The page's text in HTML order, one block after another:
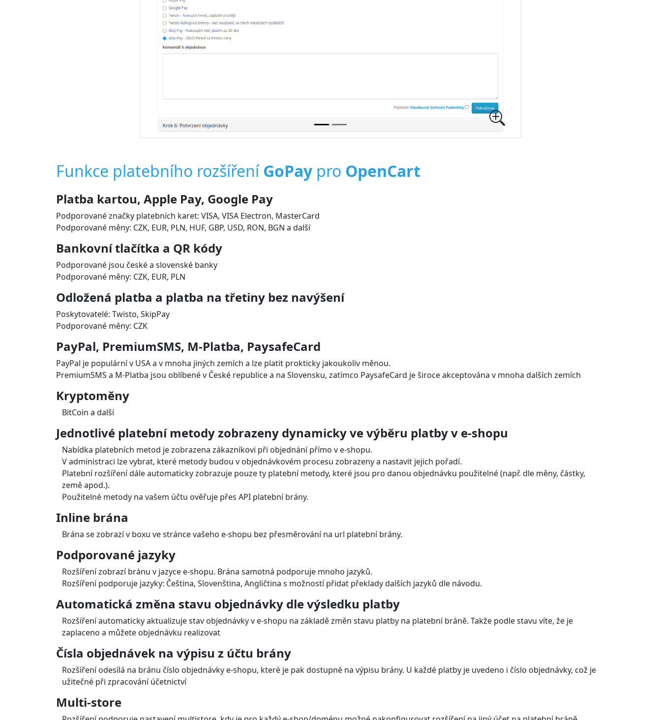
Funkce platebního rozšířeníGoPayproOpenCart
Platba kartou, Apple Pay, Google Pay
Podporované značky platebních karet: VISA, VISA Electron, MasterCard
Podporované měny: CZK, EUR, PLN, HUF, GBP, USD, RON, BGN a další
Bankovní tlačítka a QR kódy
Podporované jsou české a slovenské banky
Podporované měny: CZK, EUR, PLN
Odložená platba a platba na třetiny bez navýšení
Poskytovatelé: Twisto, SkipPay
Podporované měny: CZK
PayPal, PremiumSMS, M-Platba, PaysafeCard
PayPal je populární v USA a v mnoha jiných zemích a lze platit prokticky jakoukoliv měnou.
PremiumSMS a M-Platba jsou oblíbené v České republice a na Slovensku, zatímco PaysafeCard je široce akceptována v mnoha dalších zemích
Kryptoměny
BitCoin a další
Jednotlivé platební metody zobrazeny dynamicky ve výběru platby v e-shopu
Nabídka platebních metod je zobrazena zákazníkovi při objednání přímo v e-shopu.
V administraci lze vybrat, které metody budou v objednávkovém procesu zobrazeny a nastavit jejich pořadí.